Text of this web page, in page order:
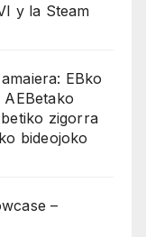
y la Steam
EBko
zigorra
bideojoko
–